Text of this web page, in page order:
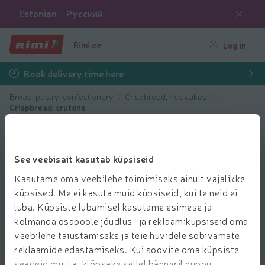
See veebisait kasutab küpsiseid
Kasutame oma veebilehe toimimiseks ainult vajalikke
küpsised. Me ei kasuta muid küpsiseid, kui te neid ei
luba. Küpsiste lubamisel kasutame esimese ja
kolmanda osapoole jõudlus- ja reklaamiküpsiseid oma
veebilehe täiustamiseks ja teie huvidele sobivamate
reklaamide edastamiseks. Kui soovite oma küpsiste
Estonian Русский
Rimi.ee Log in
Book delivery time here
Bread, pastry, confectionery
Crispbread, rice cakes
Crispbread, crutons